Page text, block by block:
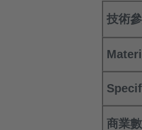
技術
商業